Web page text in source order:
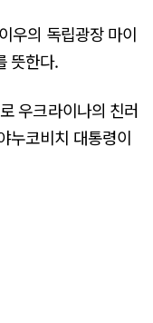
우의 독립광장 마이
뜻한다.
우크라이나의 친러
누코비치 대통령이